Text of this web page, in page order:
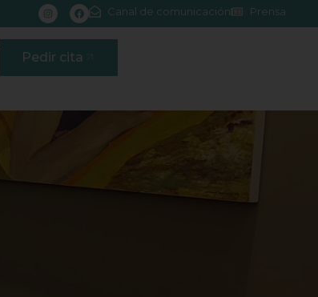
Canal de comunicación Prensa
Pedir cita